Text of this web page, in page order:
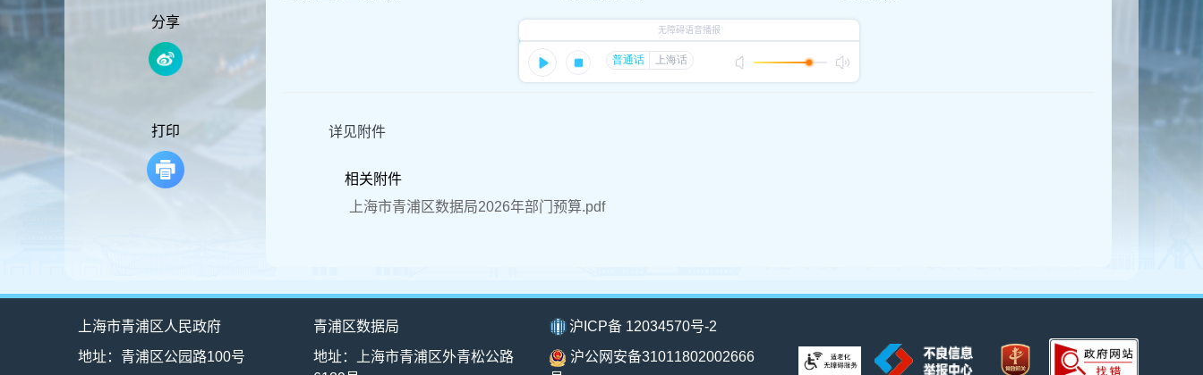
分享
打印 详见附件
相关附件
上海市青浦区数据局2026年部门预算.pdf
上海市青浦区人民政府
地址：青浦区公园路100号
青浦区数据局
地址：上海市青浦区外青松公路
沪ICP备 12034570号-2
沪公网安备31011802002666